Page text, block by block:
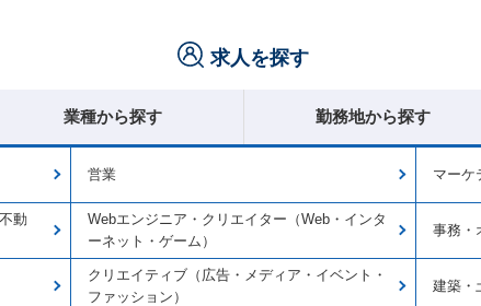
求人を探す
業種から探す 勤務地から探す
営業 マーケ
動
Webエンジニア・クリエイター（Web・インタ
ーネット・ゲーム）
事務・
クリエイティブ（広告・メディア・イベント・
ファッション）
建築・